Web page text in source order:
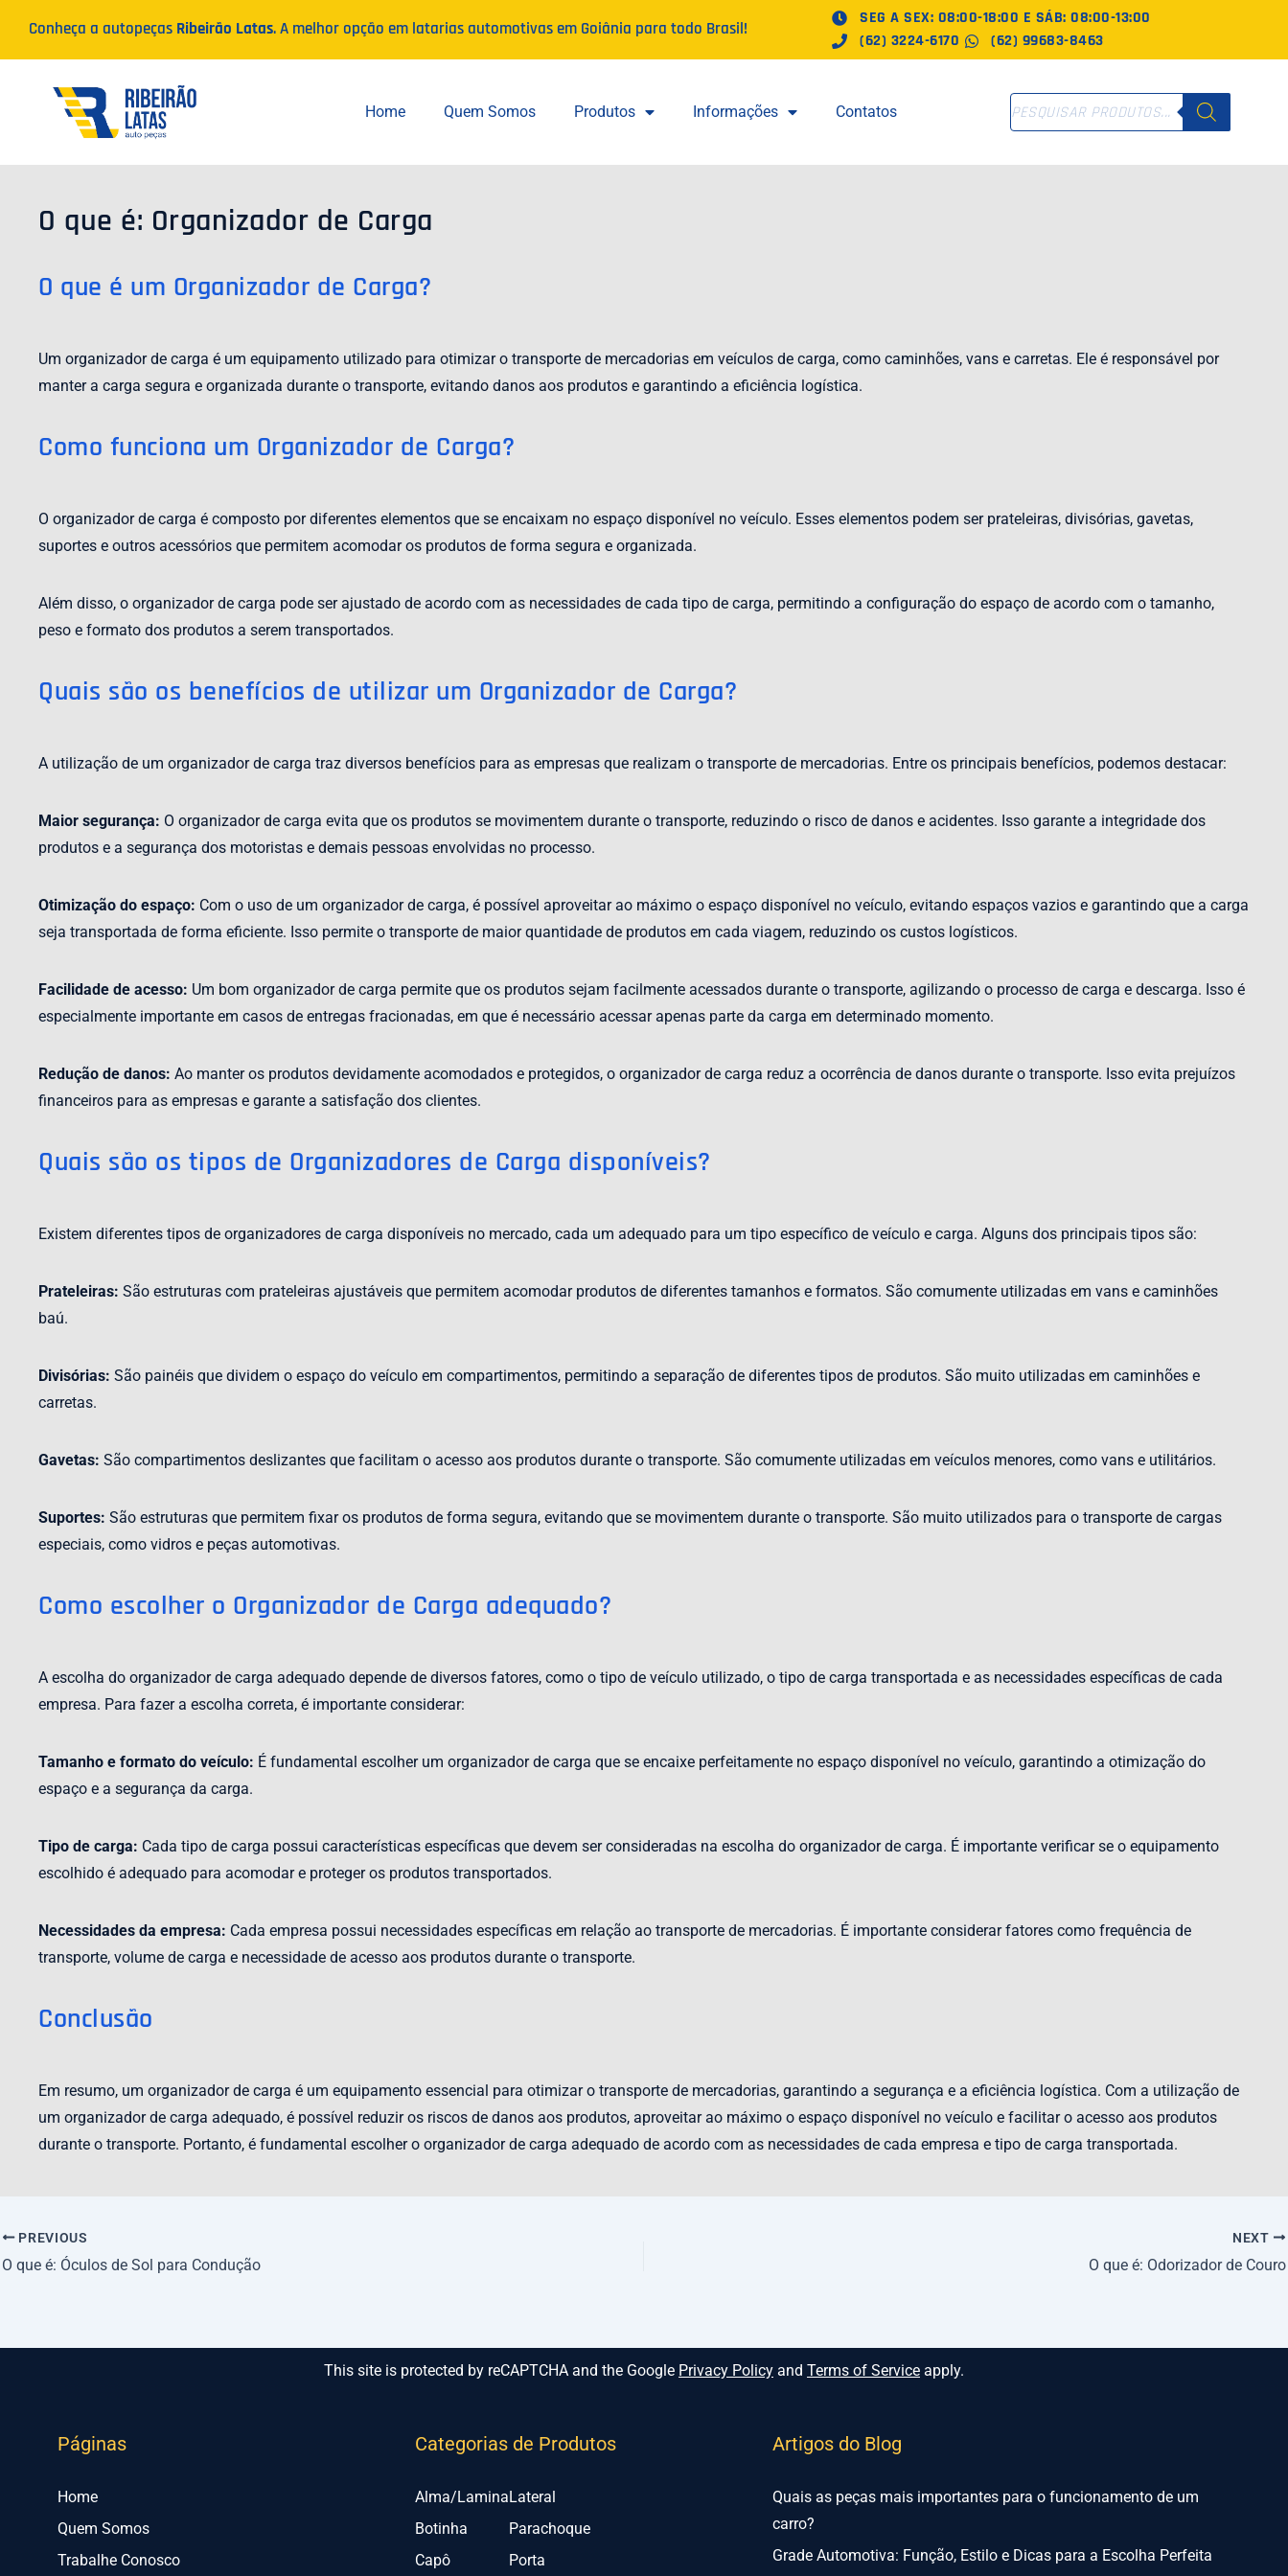
o
conteúdo
Conheça a autopeças Ribeirão Latas. A melhor opção em latarias automotivas em Goiânia para todo Brasil!
SEG A SEX: 08:00-18:00 E SÁB: 08:00-13:00
(62) 3224-6170
(62) 99683-8463
Home Quem Somos Produtos Informações Contatos
PESQUISAR
PRODUTOS
O que é: Organizador de Carga
O que é um Organizador de Carga?
Um organizador de carga é um equipamento utilizado para otimizar o transporte de mercadorias em veículos de carga, como caminhões, vans e carretas. Ele é responsável por
manter a carga segura e organizada durante o transporte, evitando danos aos produtos e garantindo a eficiência logística.
Como funciona um Organizador de Carga?
O organizador de carga é composto por diferentes elementos que se encaixam no espaço disponível no veículo. Esses elementos podem ser prateleiras, divisórias, gavetas,
suportes e outros acessórios que permitem acomodar os produtos de forma segura e organizada.
Além disso, o organizador de carga pode ser ajustado de acordo com as necessidades de cada tipo de carga, permitindo a configuração do espaço de acordo com o tamanho,
peso e formato dos produtos a serem transportados.
Quais são os benefícios de utilizar um Organizador de Carga?
A utilização de um organizador de carga traz diversos benefícios para as empresas que realizam o transporte de mercadorias. Entre os principais benefícios, podemos destacar:
Maior segurança: O organizador de carga evita que os produtos se movimentem durante o transporte, reduzindo o risco de danos e acidentes. Isso garante a integridade dos
produtos e a segurança dos motoristas e demais pessoas envolvidas no processo.
Otimização do espaço: Com o uso de um organizador de carga, é possível aproveitar ao máximo o espaço disponível no veículo, evitando espaços vazios e garantindo que a carga
seja transportada de forma eficiente. Isso permite o transporte de maior quantidade de produtos em cada viagem, reduzindo os custos logísticos.
Facilidade de acesso: Um bom organizador de carga permite que os produtos sejam facilmente acessados durante o transporte, agilizando o processo de carga e descarga. Isso é
especialmente importante em casos de entregas fracionadas, em que é necessário acessar apenas parte da carga em determinado momento.
Redução de danos: Ao manter os produtos devidamente acomodados e protegidos, o organizador de carga reduz a ocorrência de danos durante o transporte. Isso evita prejuízos
financeiros para as empresas e garante a satisfação dos clientes.
Quais são os tipos de Organizadores de Carga disponíveis?
Existem diferentes tipos de organizadores de carga disponíveis no mercado, cada um adequado para um tipo específico de veículo e carga. Alguns dos principais tipos são:
Prateleiras: São estruturas com prateleiras ajustáveis que permitem acomodar produtos de diferentes tamanhos e formatos. São comumente utilizadas em vans e caminhões
baú.
Divisórias: São painéis que dividem o espaço do veículo em compartimentos, permitindo a separação de diferentes tipos de produtos. São muito utilizadas em caminhões e
carretas.
Gavetas: São compartimentos deslizantes que facilitam o acesso aos produtos durante o transporte. São comumente utilizadas em veículos menores, como vans e utilitários.
Suportes: São estruturas que permitem fixar os produtos de forma segura, evitando que se movimentem durante o transporte. São muito utilizados para o transporte de cargas
especiais, como vidros e peças automotivas.
Como escolher o Organizador de Carga adequado?
A escolha do organizador de carga adequado depende de diversos fatores, como o tipo de veículo utilizado, o tipo de carga transportada e as necessidades específicas de cada
empresa. Para fazer a escolha correta, é importante considerar:
Tamanho e formato do veículo: É fundamental escolher um organizador de carga que se encaixe perfeitamente no espaço disponível no veículo, garantindo a otimização do
espaço e a segurança da carga.
Tipo de carga: Cada tipo de carga possui características específicas que devem ser consideradas na escolha do organizador de carga. É importante verificar se o equipamento
escolhido é adequado para acomodar e proteger os produtos transportados.
Necessidades da empresa: Cada empresa possui necessidades específicas em relação ao transporte de mercadorias. É importante considerar fatores como frequência de
transporte, volume de carga e necessidade de acesso aos produtos durante o transporte.
Conclusão
Em resumo, um organizador de carga é um equipamento essencial para otimizar o transporte de mercadorias, garantindo a segurança e a eficiência logística. Com a utilização de
um organizador de carga adequado, é possível reduzir os riscos de danos aos produtos, aproveitar ao máximo o espaço disponível no veículo e facilitar o acesso aos produtos
durante o transporte. Portanto, é fundamental escolher o organizador de carga adequado de acordo com as necessidades de cada empresa e tipo de carga transportada.
PREVIOUS
O que é: Óculos de Sol para Condução
NEXT
O que é: Odorizador de Couro
This site is protected by reCAPTCHA and the Google Privacy Policy and Terms of Service apply.
Páginas
Home
Quem Somos
Trabalhe Conosco
Categorias de Produtos
Alma/Lamina
Botinha
Capô
Lateral
Parachoque
Porta
Artigos do Blog
Quais as peças mais importantes para o funcionamento de um
carro?
Grade Automotiva: Função, Estilo e Dicas para a Escolha Perfeita